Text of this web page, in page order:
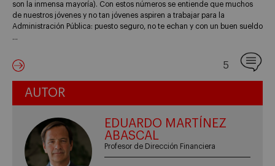
son la inmensa mayoría). Con estos números se entiende que muchos
de nuestros jóvenes y no tan jóvenes aspiren a trabajar para la
Administración Pública: puesto seguro, no te echan y con un buen sueldo
…
5
AUTOR
EDUARDO MARTÍNEZ
ABASCAL
Profesor de Dirección Financiera